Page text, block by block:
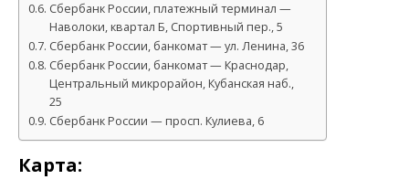
Сбербанк России, платежный терминал —
Наволоки, квартал Б, Спортивный пер., 5
Сбербанк России, банкомат — ул. Ленина, 36
Сбербанк России, банкомат — Краснодар,
Центральный микрорайон, Кубанская наб.,
25
Сбербанк России — просп. Кулиева, 6
Карта: